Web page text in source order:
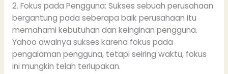
2. Fokus pada Pengguna: Sukses sebuah perusahaan
bergantung pada seberapa baik perusahaan itu
memahami kebutuhan dan keinginan pengguna.
Yahoo awalnya sukses karena fokus pada
pengalaman pengguna, tetapi seiring waktu, fokus
ini mungkin telah terlupakan.